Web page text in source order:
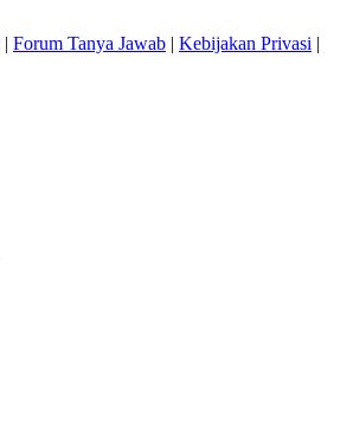
| Forum Tanya Jawab | Kebijakan Privasi |